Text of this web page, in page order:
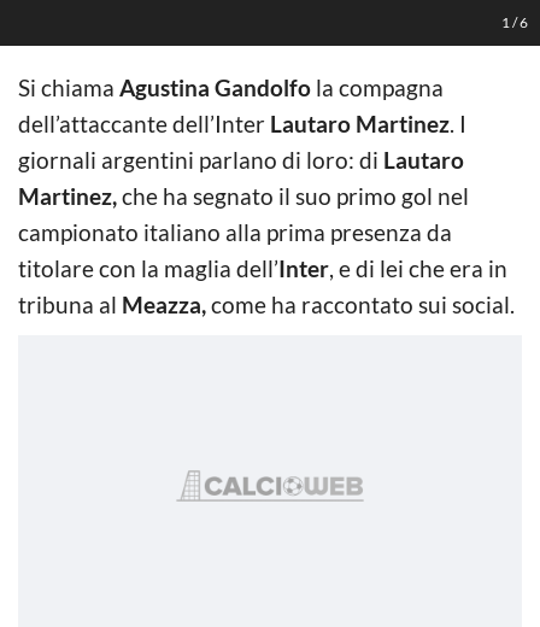
1 /6
Si chiama Agustina Gandolfo la compagna
dell’attaccante dell’Inter Lautaro Martinez. I
giornali argentini parlano di loro: di Lautaro
Martinez,che ha segnato il suo primo gol nel
campionato italiano alla prima presenza da
titolare con la maglia dell’Inter, e di lei che era in
tribuna al Meazza,come ha raccontato sui social.